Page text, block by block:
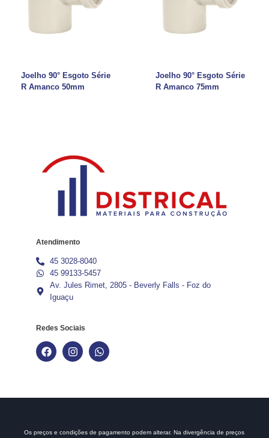
Joelho 90° Esgoto Série
R Amanco 50mm
Joelho 90° Esgoto Série
R Amanco 75mm
Atendimento
45 3028-8040
45 99133-5457
Av. Jules Rimet, 2805 - Beverly Falls - Foz do
Iguaçu
Redes Sociais
Os preços e condições de pagamento podem alterar. Na divergência de preços